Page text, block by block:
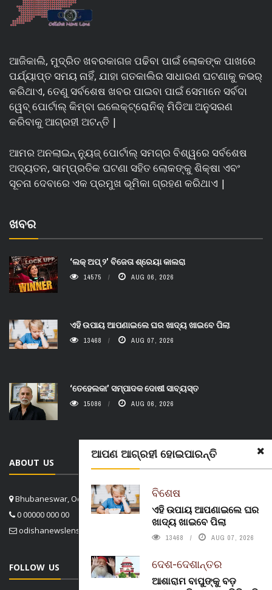
ଆପଣ ଆଗ୍ରହୀ ହୋଇପାରନ୍ତି
ବିଶେଷ
ଏହି ଉପାୟ ଆପଣାଇଲେ ଘର
ଖାଦ୍ୟ ଖାଇବେ ପିଲା
13468 AUG 07, 2026
ଦେଶ-ଦେଶାନ୍ତର
ଆଶାରାମ ବାପୁଙ୍କୁ ବଡ଼
ଆଜିକାଲି, ମୁଦ୍ରିତ ଖବରକାଗଜ ପଢିବା ପାଇଁ ଲୋକଙ୍କ ପାଖରେ
ପର୍ଯ୍ୟାପ୍ତ ସମୟ ନାହିଁ, ଯାହା ଗତକାଲିର ସାଧାରଣ ଘଟଣାକୁ କଭର୍
କରିଥାଏ, ତେଣୁ ସର୍ବଶେଷ ଖବର ପାଇବା ପାଇଁ ସେମାନେ ସର୍ବଦା
ୱେବ୍ ପୋର୍ଟାଲ୍ କିମ୍ବା ଇଲେକ୍ଟ୍ରୋନିକ୍ ମିଡିଆ ଅନୁସରଣ
କରିବାକୁ ଆଗ୍ରହୀ ଅଟନ୍ତି |
ଆମର ଅନଲାଇନ୍ ନ୍ୟୁଜ୍ ପୋର୍ଟାଲ୍ ସମଗ୍ର ବିଶ୍ୱରେ ସର୍ବଶେଷ
ଅଦ୍ୟତନ, ସାମ୍ପ୍ରତିକ ଘଟଣା ସହିତ ଲୋକଙ୍କୁ ଶିକ୍ଷା ଏବଂ
ସୂଚନା ଦେବାରେ ଏକ ପ୍ରମୁଖ ଭୂମିକା ଗ୍ରହଣ କରିଥାଏ |
ଖବର
‘ଲକ୍ ଅପ୍ ୨’ ବିଜେତା ଶ୍ରେୟା କାଲରା
14575 AUG 06, 2026
ଏହି ଉପାୟ ଆପଣାଇଲେ ଘର ଖାଦ୍ୟ ଖାଇବେ ପିଲା
13468 AUG 07, 2026
‘ତେହେଲକା’ ସମ୍ପାଦକ ଦୋଷୀ ସାବ୍ୟସ୍ତ
15086 AUG 06, 2026
ABOUT US
Bhubaneswar, Odisha, India
0 00000 000 00
odishanewslens@gmail.com
FOLLOW US